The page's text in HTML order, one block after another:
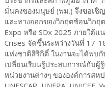
มั่นคงของมนุษย์ (พม.) จึงขอเ
และทางออกของวิกฤตซ้อนวิกฤ
Expo หรือ SDx 2025 ภายใต้แ
Crises จัดขึ้นระหว่างวันที่ 17-
แห่งชาติสิริกิติ์ ในงานจะได้พบ
เปลี่ยนเรียนรู้ประสบการณ์กับผู้
หน่วยงานต่างๆ ขององค์การสห